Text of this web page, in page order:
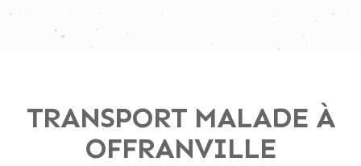
TRANSPORT MALADE À
OFFRANVILLE